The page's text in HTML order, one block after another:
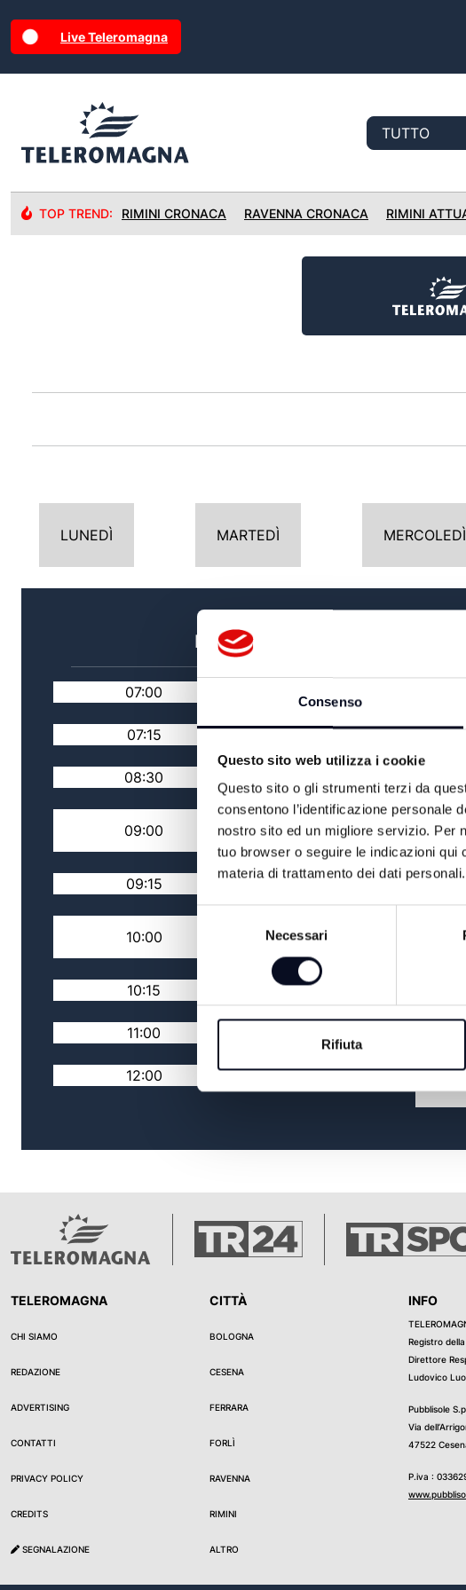
Consenso
Questo sito web utilizza i cookie
Questo sito o gli strumenti terzi da
consentono l’identificazione personale
nostro sito ed un migliore servizio. Per
tuo browser o seguire le indicazioni qui
materia di trattamento dei dati personali.
Selezione
consenso
Necessari
Rifiuta
Live Teleromagna
TOP TREND: RIMINI CRONACA RAVENNA CRONACA RIMINI
LUNEDÌ MARTEDÌ MERCOLEDÌ
MATTINA
07:00 TG MATTINA
07:15 RASSEGNA STAMPA
08:30
09:00
RASSEGNA STAMPA
NAZIONALE
09:15 TG MATTINA
10:00
RASSEGNA STAMPA
10:15 TG MATTINA
11:00
12:00 TG FLASH
TELEROMAGNA
CHI SIAMO
REDAZIONE
ADVERTISING
CONTATTI
PRIVACY POLICY
CREDITS
SEGNALAZIONE
CITTÀ
BOLOGNA
CESENA
FERRARA
FORLÌ
RAVENNA
RIMINI
ALTRO
INFO
Registro
Direttore
Ludovico
Pubblisole
Via
47522
P.iva :